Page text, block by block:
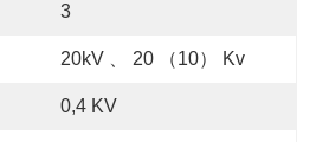
3
20kV 、 20 （10） Kv
0,4 KV